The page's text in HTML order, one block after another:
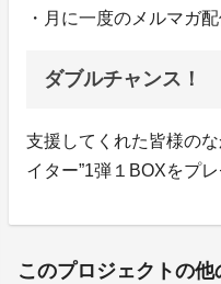
・月に一度のメルマガ
ダブルチャンス！
支援してくれた皆様の
イター”1弾１BOXをプ
このプロジェクトの他